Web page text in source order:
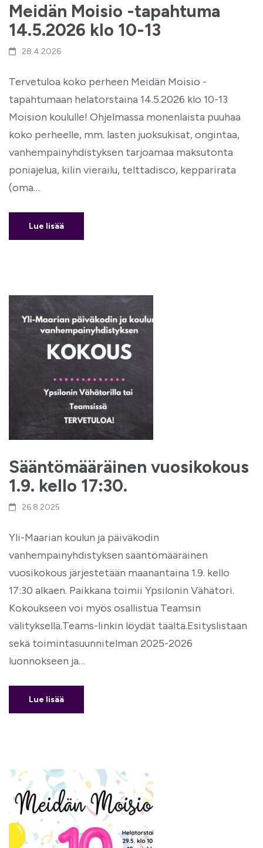
Meidän Moisio -tapahtuma
14.5.2026 klo 10-13
28.4.2026
Tervetuloa koko perheen Meidän Moisio -
tapahtumaan helatorstaina 14.5.2026 klo 10-13
Moision koululle! Ohjelmassa monenlaista puuhaa
koko perheelle, mm. lasten juoksukisat, ongintaa,
vanhempainyhdistyksen tarjoamaa maksutonta
poniajelua, kilin vierailu, telttadisco, kepparirata
(oma…
Lue lisää
Sääntömääräinen vuosikokous
1.9. kello 17:30.
26.8.2025
Yli-Maarian koulun ja päiväkodin
vanhempainyhdistyksen sääntömääräinen
vuosikokous järjestetään maanantaina 1.9. kello
17:30 alkaen. Paikkana toimii Ypsilonin Vähätori.
Kokoukseen voi myös osallistua Teamsin
välityksellä.Teams-linkin löydät täältä.Esityslistaan
sekä toimintasuunnitelman 2025-2026
luonnokseen ja…
Lue lisää